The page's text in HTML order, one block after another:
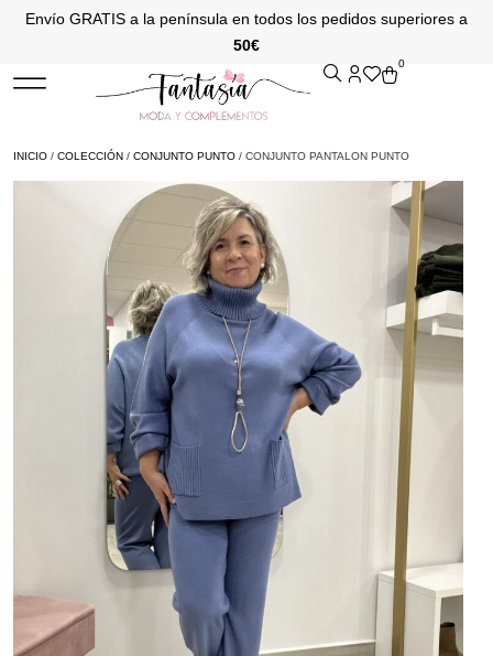
Envío GRATIS a la península en todos los pedidos superiores a
50€
0
INICIO / COLECCIÓN / CONJUNTO PUNTO / CONJUNTO PANTALON PUNTO